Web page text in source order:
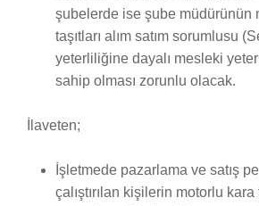
şubelerde ise şube müdürünün
taşıtları alım satım sorumlusu
yeterliliğine dayalı mesleki
sahip olması zorunlu olacak.
İlaveten;
İşletmede pazarlama ve satış
çalıştırılan kişilerin motorlu kara